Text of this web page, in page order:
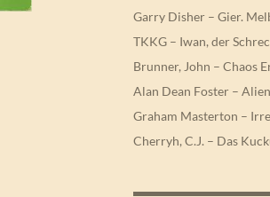
Garry Disher – Gier.
TKKG – Iwan, der
Brunner, John – Chaos
Alan Dean Foster –
Graham Masterton – Irre
Cherryh, C.J. – Das